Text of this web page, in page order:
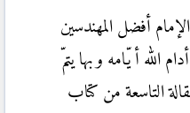
أفضل المهندسين
الله أيّامه وبها يتمّ
التاسعة من كتاب